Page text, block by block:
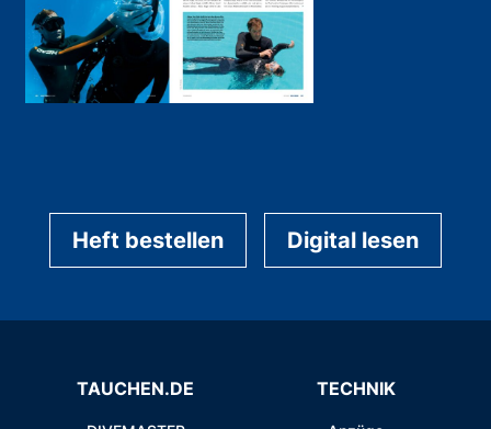
Heft bestellen Digital lesen
TAUCHEN.DE TECHNIK